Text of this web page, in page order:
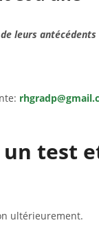
leurs antécédents
un test
ultérieurement.